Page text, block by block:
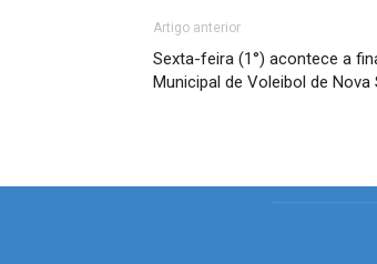
Artigo anterior
Sexta-feira (1°) acontece a
Municipal de Voleibol de Nova